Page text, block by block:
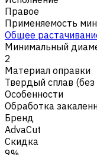
Правое
Применяемость
Общее
Минимальный
2
Материал оправки
Твердый сплав
Особенности
Обработка
Бренд
AdvaCut
Скидка